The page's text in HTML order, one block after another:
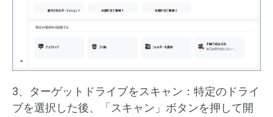
3、ターゲットドライブをスキャン：特定のドライ
ブを選択した後、「スキャン」ボタンを押して開